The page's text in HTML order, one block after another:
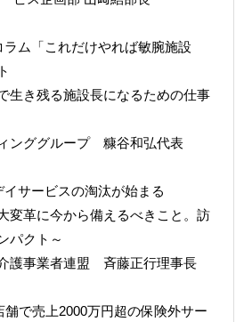
ム「これだけやれば敏腕施設
生き残る施設長になるための仕事
ンググループ 糠谷和弘代表
サービスの淘汰が始まる
変革に今から備えるべきこと。訪
パクト～
護事業者連盟 斉藤正行理事長
舗で売上2000万円超の保険外サー